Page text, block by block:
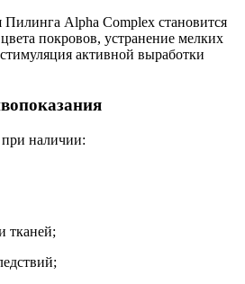
Пилинга Alpha Complex становится
покровов, устранение мелких
активной выработки
наличии:
тканей;